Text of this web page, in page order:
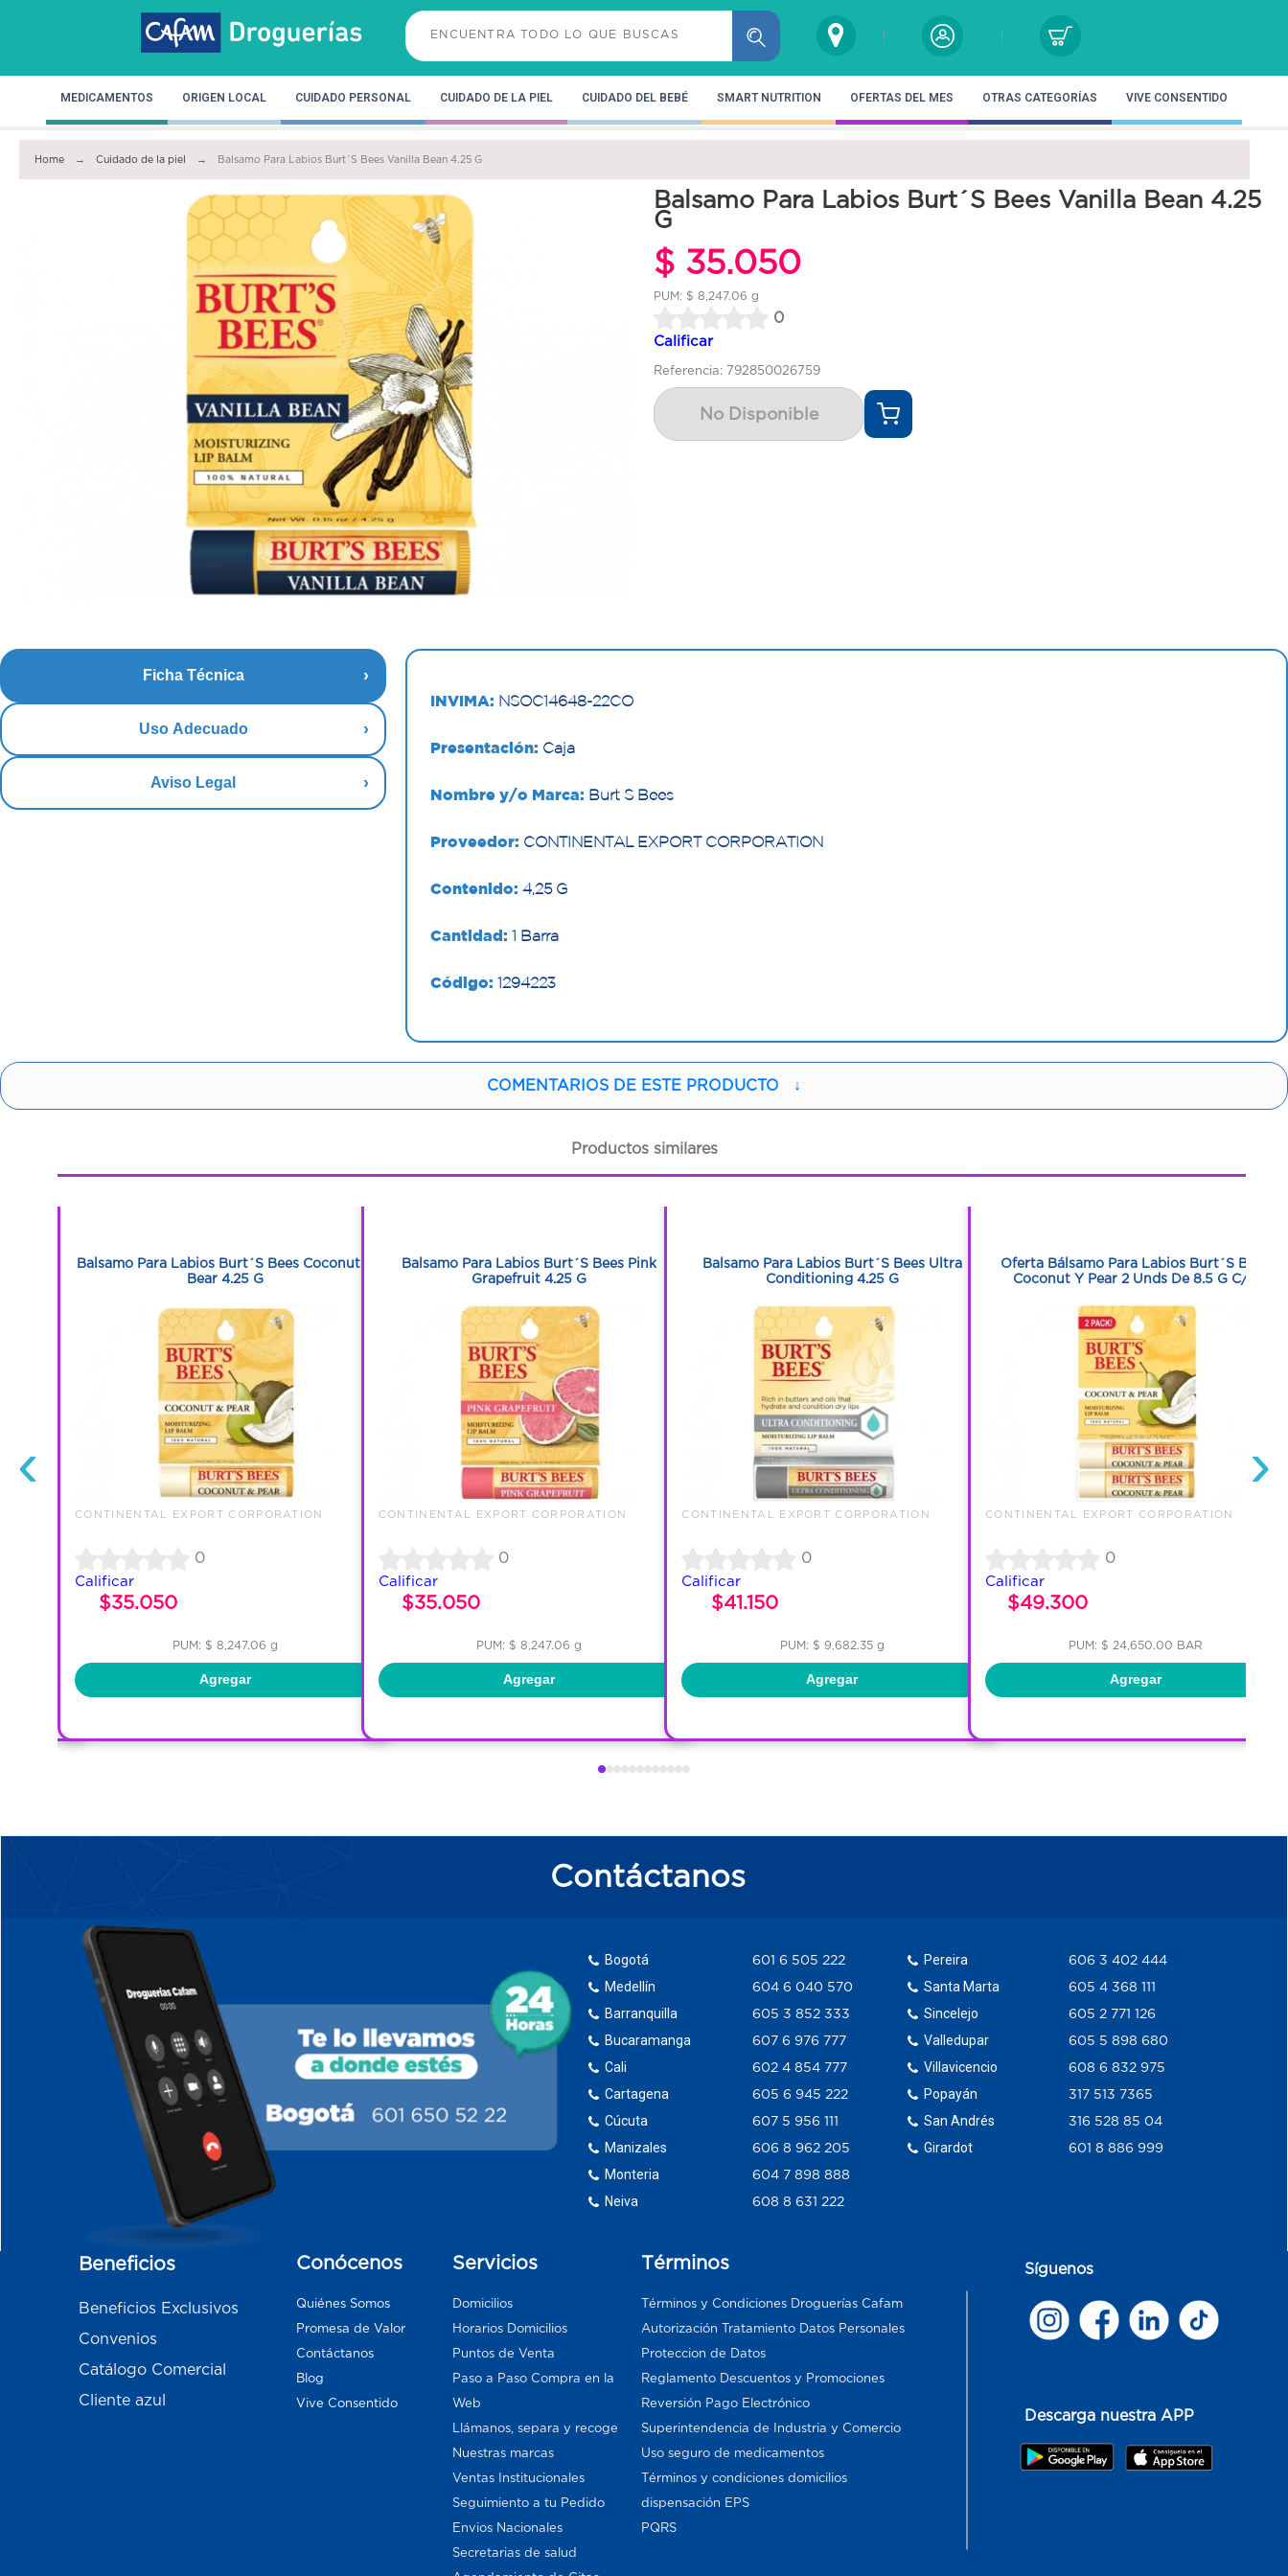
MEDICAMENTOS ORIGEN LOCAL CUIDADO PERSONAL CUIDADO DE LA PIEL CUIDADO DEL BEBÉ SMART NUTRITION OFERTAS DEL MES OTRAS CATEGORÍAS VIVE CONSENTIDO
Home Cuidado de la piel Balsamo Para Labios Burt´S Bees Vanilla Bean 4.25 G
Balsamo Para Labios Burt´S Bees Vanilla Bean 4.25
G
$ 35.050
PUM: $ 8,247.06 g
0
Calificar
Referencia: 792850026759
No Disponible
Ficha Técnica
Uso Adecuado
Aviso Legal
INVIMA: NSOC14648-22CO
Presentación: Caja
Nombre y/o Marca: Burt S Bees
Proveedor: CONTINENTAL EXPORT CORPORATION
Contenido: 4,25 G
Cantidad: 1 Barra
Código: 1294223
COMENTARIOS DE ESTE PRODUCTO ↓
Productos similares
‹
Balsamo Para Labios Burt´S Bees Coconut Y
Bear 4.25 G
CONTINENTAL EXPORT CORPORATION
0
Calificar
$35.050
PUM: $ 8,247.06 g
Agregar
Balsamo Para Labios Burt´S Bees Pink
Grapefruit 4.25 G
CONTINENTAL EXPORT CORPORATION
0
Calificar
$35.050
PUM: $ 8,247.06 g
Agregar
Balsamo Para Labios Burt´S Bees Ultra
Conditioning 4.25 G
CONTINENTAL EXPORT CORPORATION
0
Calificar
$41.150
PUM: $ 9,682.35 g
Agregar
Oferta Bálsamo Para Labios Burt´S Bees
Coconut Y Pear 2 Unds De 8.5 G C/U
CONTINENTAL EXPORT CORPORATION
0
Calificar
$49.300
PUM: $ 24,650.00 BAR
Agregar
›
Contáctanos
Bogotá
Medellín
Barranquilla
Bucaramanga
Cali
Cartagena
Cúcuta
Manizales
Monteria
Neiva
601 6 505 222
604 6 040 570
605 3 852 333
607 6 976 777
602 4 854 777
605 6 945 222
607 5 956 111
606 8 962 205
604 7 898 888
608 8 631 222
Pereira
Santa Marta
Sincelejo
Valledupar
Villavicencio
Popayán
San Andrés
Girardot
606 3 402 444
605 4 368 111
605 2 771 126
605 5 898 680
608 6 832 975
317 513 7365
316 528 85 04
601 8 886 999
Beneficios
Beneficios Exclusivos
Convenios
Catálogo Comercial
Cliente azul
Conócenos
Quiénes Somos
Promesa de Valor
Contáctanos
Blog
Vive Consentido
Servicios
Domicilios
Horarios Domicilios
Puntos de Venta
Paso a Paso Compra en la
Web
Llámanos, separa y recoge
Nuestras marcas
Ventas Institucionales
Seguimiento a tu Pedido
Envios Nacionales
Secretarias de salud
Términos
Términos y Condiciones Droguerías Cafam
Autorización Tratamiento Datos Personales
Proteccion de Datos
Reglamento Descuentos y Promociones
Reversión Pago Electrónico
Superintendencia de Industria y Comercio
Uso seguro de medicamentos
Términos y condiciones domicilios
dispensación EPS
PQRS
Síguenos
Descarga nuestra APP